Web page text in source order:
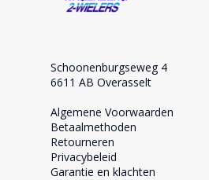
Schoonenburgseweg 4
6611 AB Overasselt
Algemene Voorwaarden
Betaalmethoden
Retourneren
Privacybeleid
Garantie en klachten